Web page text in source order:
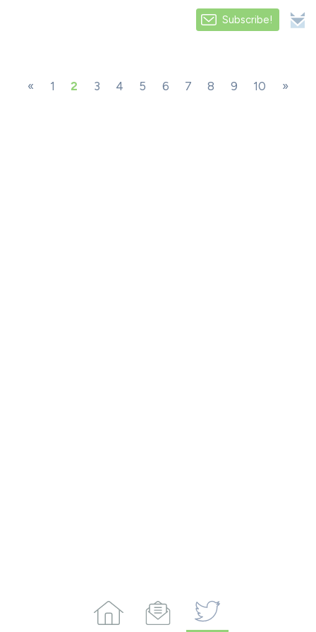
Subscribe!
« 1 2 3 4 5 6 7 8 9 10 »